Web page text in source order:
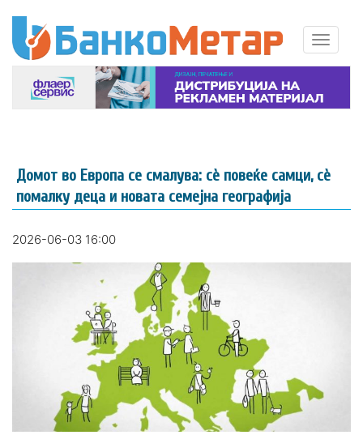
Домот во Европа се смалува: сè повеќе самци, сè
помалку деца и новата семејна географија
2026-06-03 16:00